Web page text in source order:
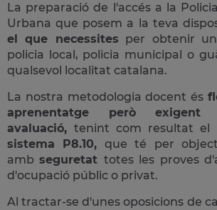
La preparació de l'accés a la
Urbana que posem a la teva
el que necessites per obtenir
policia local, policia municipal o
qualsevol localitat catalana.
La nostra metodologia docent és
aprenentatge però
avaluació, tenint com resultat el
sistema P8.10,que té per
ambseguretat totes les proves
d'ocupació públic o privat.
Al tractar-se d'unes oposicions de